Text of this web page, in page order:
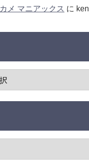
メ マニアックス に ken